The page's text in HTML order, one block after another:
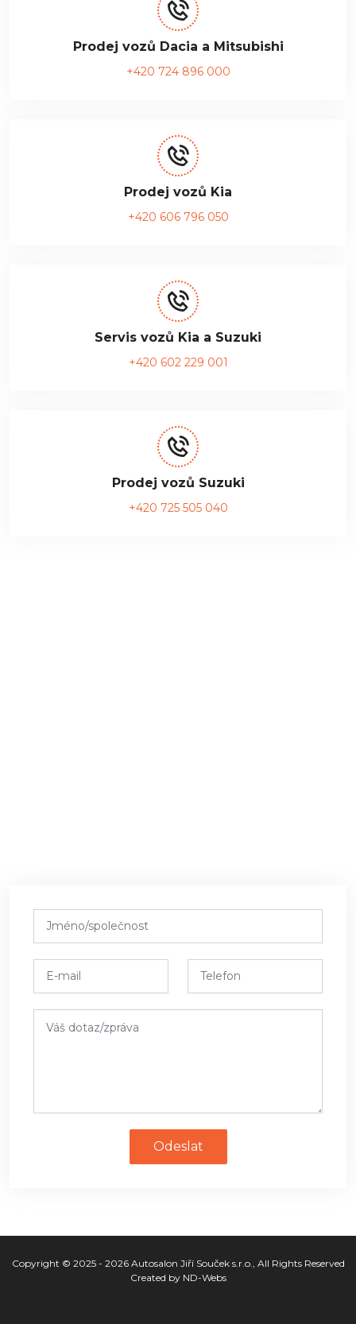
Prodej vozů Dacia a Mitsubishi
+420 724 896 000
Prodej vozů Kia
+420 606 796 050
Servis vozů Kia a Suzuki
+420 602 229 001
Prodej vozů Suzuki
+420 725 505 040
Odeslat
Copyright © 2025 - 2026 Autosalon Jiří Souček s.r.o., All Rights Reserved
Created by ND-Webs